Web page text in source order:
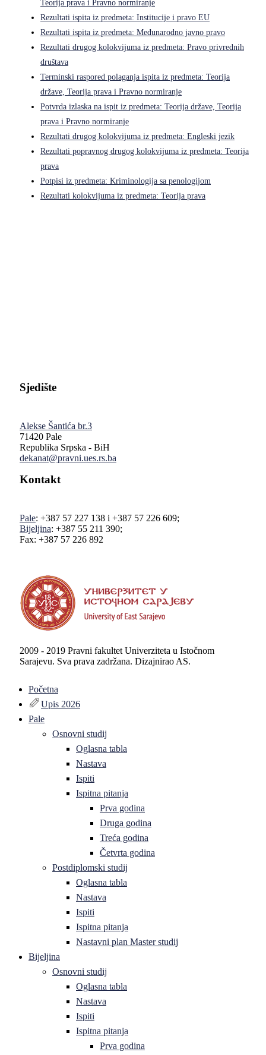
Teorija prava i Pravno normiranje
Rezultati ispita iz predmeta: Institucije i pravo EU
Rezultati ispita iz predmeta: Međunarodno javno pravo
Rezultati drugog kolokvijuma iz predmeta: Pravo privrednih
društava
Terminski raspored polaganja ispita iz predmeta: Teorija
države, Teorija prava i Pravno normiranje
Potvrda izlaska na ispit iz predmeta: Teorija države, Teorija
prava i Pravno normiranje
Rezultati drugog kolokvijuma iz predmeta: Engleski jezik
Rezultati popravnog drugog kolokvijuma iz predmeta: Teorija
prava
Potpisi iz predmeta: Kriminologija sa penologijom
Rezultati kolokvijuma iz predmeta: Teorija prava
Sjedište
Alekse Šantića br.3
71420 Pale
Republika Srpska - BiH
dekanat@pravni.ues.rs.ba
Kontakt
Pale: +387 57 227 138 i +387 57 226 609;
Bijeljina: +387 55 211 390;
Fax: +387 57 226 892
2009 - 2019 Pravni fakultet Univerziteta u Istočnom
Sarajevu. Sva prava zadržana. Dizajnirao AS.
Početna
Upis 2026
Pale
Osnovni studij
Oglasna tabla
Nastava
Ispiti
Ispitna pitanja
Prva godina
Druga godina
Treća godina
Četvrta godina
Postdiplomski studij
Oglasna tabla
Nastava
Ispiti
Ispitna pitanja
Nastavni plan Master studij
Bijeljina
Osnovni studij
Oglasna tabla
Nastava
Ispiti
Ispitna pitanja
Prva godina